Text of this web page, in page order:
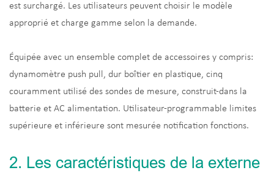
est surchargé. Les utilisateurs peuvent choisir le modèle
approprié et charge gamme selon la demande.
Équipée avec un ensemble complet de accessoires y compris:
dynamomètre push pull, dur boîtier en plastique, cinq
couramment utilisé des sondes de mesure, construit-dans la
batterie et AC alimentation. Utilisateur-programmable limites
supérieure et inférieure sont mesurée notification fonctions.
2. Les caractéristiques de la externe